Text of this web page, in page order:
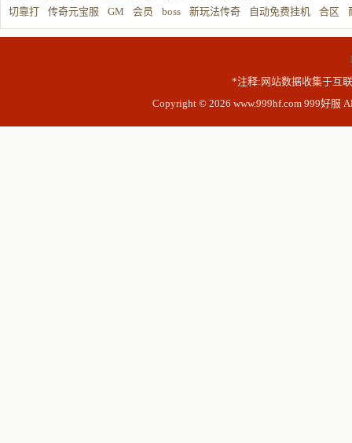
切靠打
传奇元宝服 GM 会员 boss 新玩法传奇 自动免费挂机 合区
*注释:网站数据收集于互
Copyright © 2026 www.999hf.com 999好服